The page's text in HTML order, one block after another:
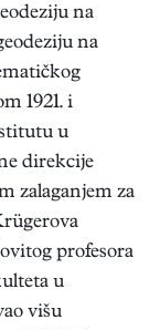
na
na
1921. i
u
direkcije
zalaganjem za
profesora
u
višu